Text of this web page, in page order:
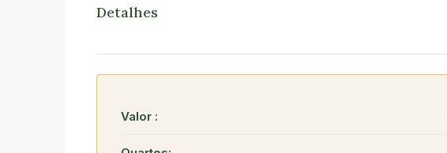
Detalhes
Valor :